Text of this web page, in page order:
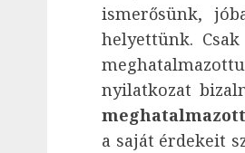
ismerősünk,
helyettünk.
nyilatkozat
a saját érdekeit